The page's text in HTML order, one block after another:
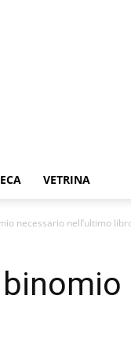
VETRINA
necessario nell’ultimo